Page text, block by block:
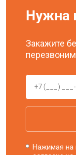
Нужна
Закажите
Нажимая на